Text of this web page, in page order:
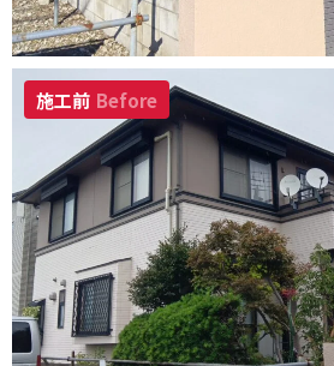
施工前 Before